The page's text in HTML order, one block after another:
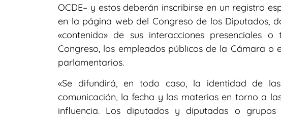
OCDE– y estos deberán inscribirse en un registro
en la página web del Congreso de los Diputados,
«contenido» de sus interacciones presenciales
Congreso, los empleados públicos de la Cámara o
parlamentarios.
«Se difundirá, en todo caso, la identidad de
comunicación, la fecha y las materias en torno a
influencia. Los diputados y diputadas o